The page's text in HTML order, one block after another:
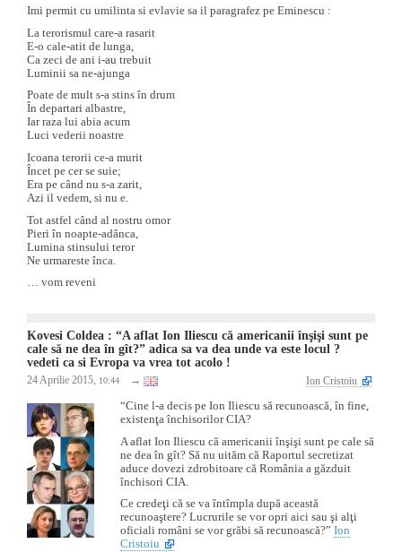
Imi permit cu umilinta si evlavie sa il paragrafez pe Eminescu :
La terorismul care-a rasarit
E-o cale-atit de lunga,
Ca zeci de ani i-au trebuit
Luminii sa ne-ajunga
Poate de mult s-a stins în drum
În departari albastre,
Iar raza lui abia acum
Luci vederii noastre
Icoana terorii ce-a murit
Încet pe cer se suie;
Era pe când nu s-a zarit,
Azi il vedem, si nu e.
Tot astfel când al nostru omor
Pieri în noapte-adânca,
Lumina stinsului teror
Ne urmareste înca.
… vom reveni
Kovesi Coldea : “A aflat Ion Iliescu că americanii înşişi sunt pe
cale să ne dea în gît?” adica sa va dea unde va este locul ?
vedeti ca si Evropa va vrea tot acolo !
24 Aprilie 2015, 10:44 → Ion Cristoiu
“Cine l-a decis pe Ion Iliescu să recunoască, în fine,
existenţa închisorilor CIA?
A aflat Ion Iliescu că americanii înşişi sunt pe cale să
ne dea în gît? Să nu uităm că Raportul secretizat
aduce dovezi zdrobitoare că România a găzduit
închisori CIA.
Ce credeţi că se va întîmpla după această
recunoaştere? Lucrurile se vor opri aici sau şi alţi
oficiali români se vor grăbi să recunoască?” Ion
Cristoiu